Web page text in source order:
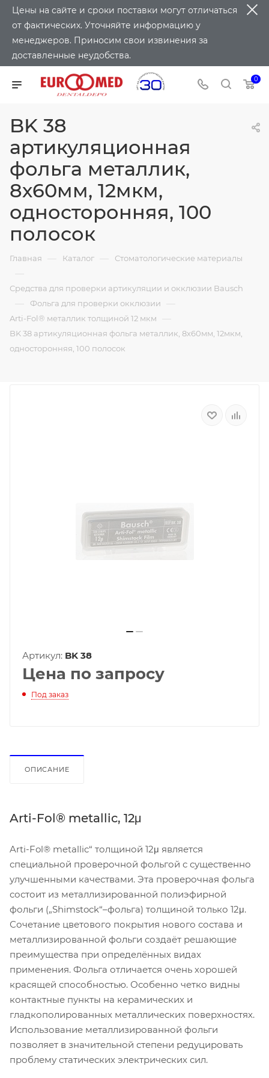
Цены на сайте и сроки поставки могут отличаться
от фактических. Уточняйте информацию у
менеджеров. Приносим свои извинения за
доставленные неудобства.
0
BK 38
артикуляционная
фольга металлик,
8х60мм, 12мкм,
односторонняя, 100
полосок
Главная — Каталог — Стоматологические материалы
—
Средства для проверки артикуляции и окклюзии Bausch
— Фольга для проверки окклюзии —
Arti-Fol® металлик толщиной 12 мкм —
BK 38 артикуляционная фольга металлик, 8х60мм, 12мкм,
односторонняя, 100 полосок
Артикул: BK 38
Цена по запросу
Под заказ
ОПИСАНИЕ
Arti-Fol® metallic, 12μ
Arti-Fol® metallic“ толщиной 12μ является
специальной проверочной фольгой с существенно
улучшенными качествами. Эта проверочная фольга
состоит из металлизированной полиэфирной
фольги („Shimstock“–фольга) толщиной только 12μ.
Сочетание цветового покрытия нового состава и
металлизированной фольги создаёт решающие
преимущества при определённых видах
применения. Фольга отличается очень хорошей
красящей способностью. Особенно четко видны
контактные пункты на керамических и
гладкополированных металлических поверхностях.
Использование металлизированной фольги
позволяет в значительной степени редуцировать
проблему статических электрических сил.